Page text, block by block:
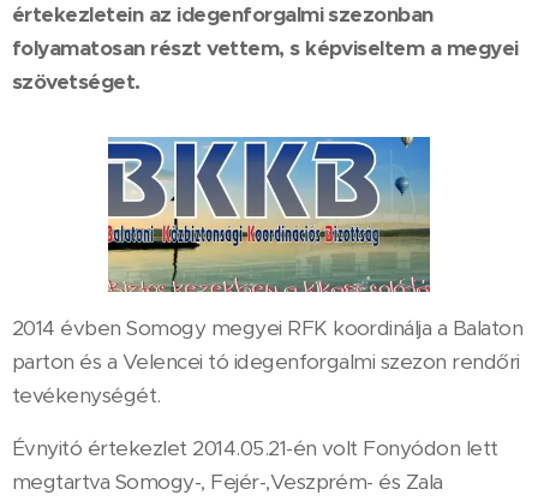
értekezletein az idegenforgalmi szezonban
folyamatosan részt vettem, s képviseltem a megyei
szövetséget.
2014 évben Somogy megyei RFK koordinálja a Balaton
parton és a Velencei tó idegenforgalmi szezon rendőri
tevékenységét.
Évnyitó értekezlet 2014.05.21-én volt Fonyódon lett
megtartva Somogy-, Fejér-,Veszprém- és Zala